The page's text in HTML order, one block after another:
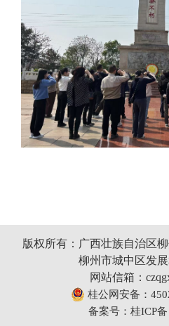
版权所有：广西壮族自治区
柳州市城中区发
网站信箱：
桂公网安备：
备案号：桂ICP